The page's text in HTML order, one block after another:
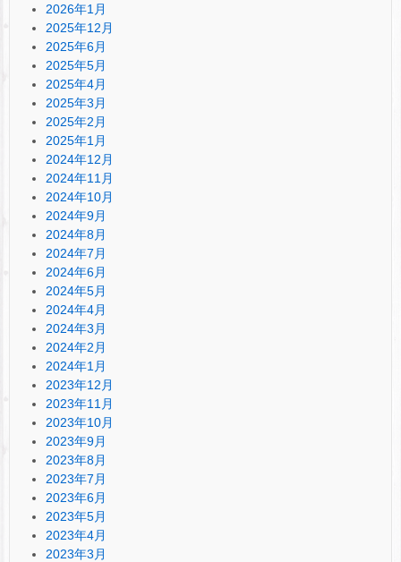
2026年1月
2025年12月
2025年6月
2025年5月
2025年4月
2025年3月
2025年2月
2025年1月
2024年12月
2024年11月
2024年10月
2024年9月
2024年8月
2024年7月
2024年6月
2024年5月
2024年4月
2024年3月
2024年2月
2024年1月
2023年12月
2023年11月
2023年10月
2023年9月
2023年8月
2023年7月
2023年6月
2023年5月
2023年4月
2023年3月